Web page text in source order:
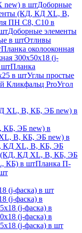
new) в штДоборные
(КД, КД XL, В,
ПН С8, С10 в
Доборные элементы
в штОтливы
Планка околооконная
300х50х18 (j-
штПланка
в штУглы простые
Кликфальц ProУгол
XL, В, КБ, ЭБ new) в
ЭБ new) в
В, КБ, ЭБ new) в
КД XL, В, КБ, ЭБ
(КД, КД XL, В, КБ, ЭБ
КБ) в штПланка П-
(j-фаска) в шт
(j-фаска) в
(j-фаска) в
(j-фаска) в
(j-фаска) в шт